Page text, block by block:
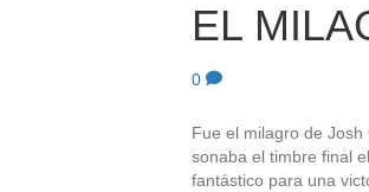
EL
0
Fue el milagro de
sonaba el timbre final
fantástico para una